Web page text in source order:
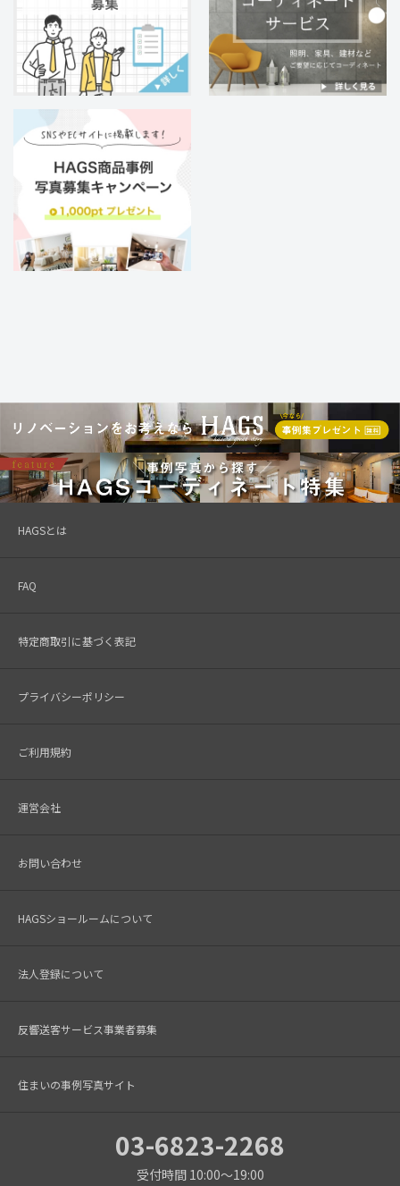
HAGSとは
FAQ
特定商取引に基づく表記
プライバシーポリシー
ご利用規約
運営会社
お問い合わせ
HAGSショールームについて
法人登録について
反響送客サービス事業者募集
住まいの事例写真サイト
03-6823-2268
受付時間 10:00～19:00